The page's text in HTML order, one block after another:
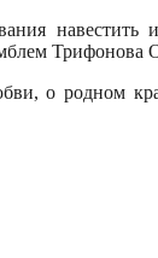
Трифонова
о родном